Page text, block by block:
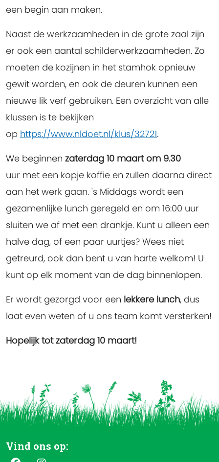
een begin aan maken.
Naast de werkzaamheden in de grote zaal zijn
er ook een aantal schilderwerkzaamheden. Zo
moeten de kozijnen in het stamhok opnieuw
gewit worden, en ook de deuren kunnen een
nieuwe lik verf gebruiken. Een overzicht van alle
klussen is te bekijken
op https://www.nldoet.nl/klus/32721.
We beginnen zaterdag 10 maart om 9.30
uur met een kopje koffie en zullen daarna direct
aan het werk gaan. 's Middags wordt een
gezamenlijke lunch geregeld en om 16:00 uur
sluiten we af met een drankje. Kunt u alleen een
halve dag, of een paar uurtjes? Wees niet
getreurd, ook dan bent u van harte welkom! U
kunt op elk moment van de dag binnenlopen.
Er wordt gezorgd voor een lekkere lunch, dus
laat even weten of u ons team komt versterken!
Hopelijk tot zaterdag 10 maart!
Vind ons op: